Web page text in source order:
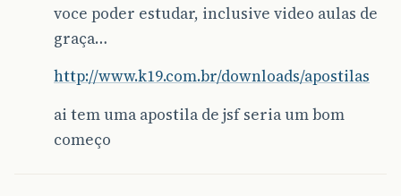
voce poder estudar, inclusive video aulas de
graça…
http://www.k19.com.br/downloads/apostilas
ai tem uma apostila de jsf seria um bom
começo